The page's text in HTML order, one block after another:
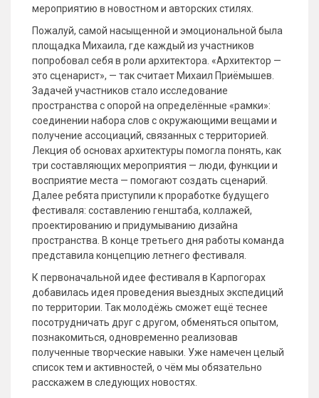
мероприятию в новостном и авторских стилях.
Пожалуй, самой насыщенной и эмоциональной была
площадка Михаила, где каждый из участников
попробовал себя в роли архитектора. «Архитектор —
это сценарист», — так считает Михаил Приёмышев.
Задачей участников стало исследование
пространства с опорой на определённые «рамки»:
соединении набора слов с окружающими вещами и
получение ассоциаций, связанных с территорией.
Лекция об основах архитектуры помогла понять, как
три составляющих мероприятия — люди, функции и
восприятие места — помогают создать сценарий.
Далее ребята приступили к проработке будущего
фестиваля: составлению генштаба, коллажей,
проектированию и придумыванию дизайна
пространства. В конце третьего дня работы команда
представила концепцию летнего фестиваля.
К первоначальной идее фестиваля в Карпогорах
добавилась идея проведения выездных экспедиций
по территории. Так молодёжь сможет ещё теснее
посотрудничать друг с другом, обменяться опытом,
познакомиться, одновременно реализовав
полученные творческие навыки. Уже намечен целый
список тем и активностей, о чём мы обязательно
расскажем в следующих новостях.